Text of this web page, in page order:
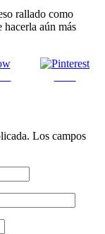
rallado como
hacerla aún más
Los campos